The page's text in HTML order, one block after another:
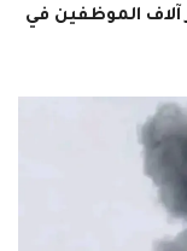
آلاف الموظفين في